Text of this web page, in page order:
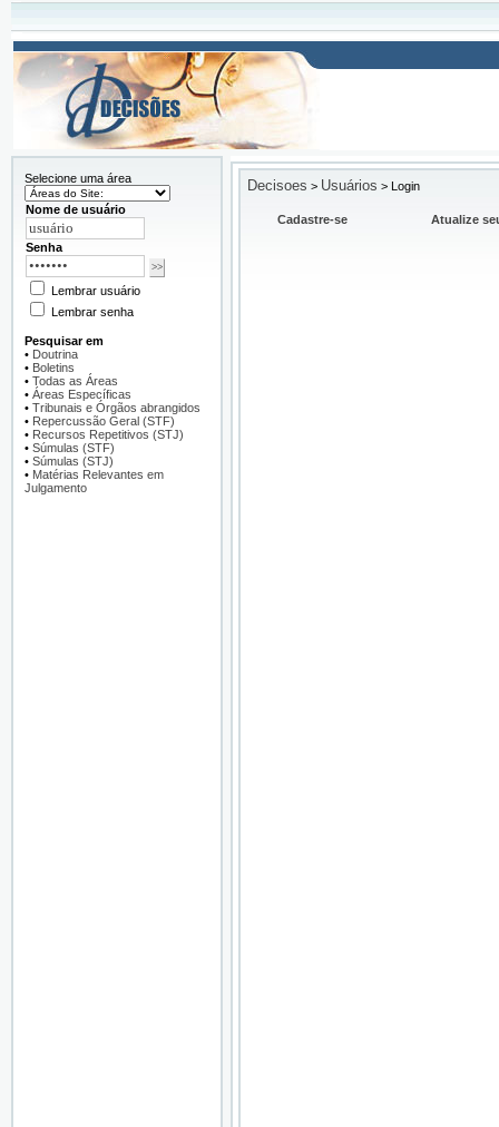
Selecione uma área
Nome de usuário
Senha
Lembrar usuário
Lembrar senha
Pesquisar em
• Doutrina
• Boletins
• Todas as Áreas
• Áreas Específicas
• Tribunais e Órgãos abrangidos
• Repercussão Geral (STF)
• Recursos Repetitivos (STJ)
• Súmulas (STF)
• Súmulas (STJ)
• Matérias Relevantes em
Julgamento
Decisoes > Usuários > Login
Cadastre-se Atualize